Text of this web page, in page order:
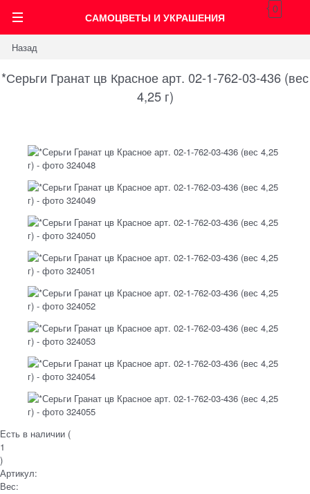
САМОЦВЕТЫ И УКРАШЕНИЯ
0
Назад
*Серьги Гранат цв Красное арт. 02-1-762-03-436 (вес
4,25 г)
Есть в наличии (
1
)
Артикул:
Вес: